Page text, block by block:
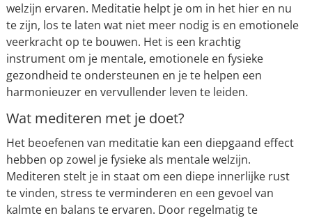
welzijn ervaren. Meditatie helpt je om in het hier en nu
te zijn, los te laten wat niet meer nodig is en emotionele
veerkracht op te bouwen. Het is een krachtig
instrument om je mentale, emotionele en fysieke
gezondheid te ondersteunen en je te helpen een
harmonieuzer en vervullender leven te leiden.
Wat mediteren met je doet?
Het beoefenen van meditatie kan een diepgaand effect
hebben op zowel je fysieke als mentale welzijn.
Mediteren stelt je in staat om een diepe innerlijke rust
te vinden, stress te verminderen en een gevoel van
kalmte en balans te ervaren. Door regelmatig te